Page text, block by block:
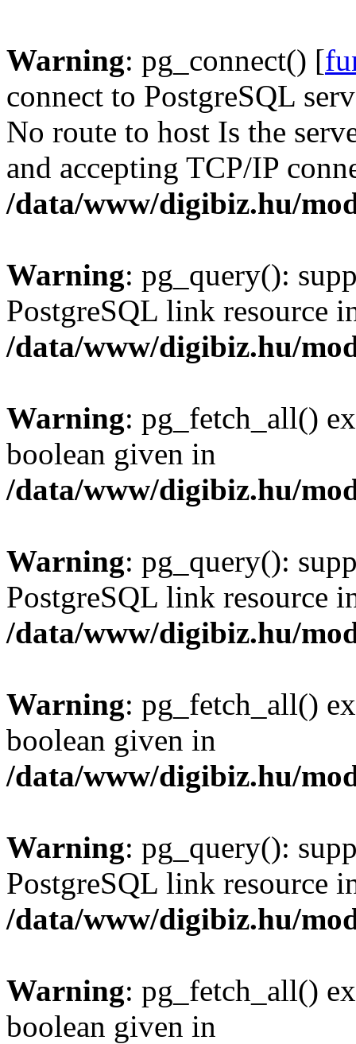
Warning: pg_connect() [
connect to PostgreSQL
No route to host Is the
and accepting TCP/IP
/data/www/digibiz.hu/
Warning: pg_query():
PostgreSQL link resource
/data/www/digibiz.hu/
Warning: pg_fetch_all()
boolean given in
/data/www/digibiz.hu/
Warning: pg_query():
PostgreSQL link resource
/data/www/digibiz.hu/
Warning: pg_fetch_all()
boolean given in
/data/www/digibiz.hu/
Warning: pg_query():
PostgreSQL link resource
/data/www/digibiz.hu/
Warning: pg_fetch_all()
boolean given in